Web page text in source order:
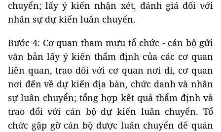
chuyển; lấy ý kiến nhận xét, đánh giá đối với
nhân sự dự kiến luân chuyển.
Bước 4: Cơ quan tham mưu tổ chức - cán bộ gửi
văn bản lấy ý kiến thẩm định của các cơ quan
liên quan, trao đổi với cơ quan nơi đi, cơ quan
nơi đến về dự kiến địa bàn, chức danh và nhân
sự luân chuyển; tổng hợp kết quả thẩm định và
trao đổi với cán bộ dự kiến luân chuyển. Tổ
chức gặp gỡ cán bộ được luân chuyển để quán